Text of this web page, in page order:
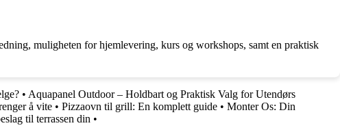
muligheten for hjemlevering, kurs og workshops, samt en praktisk
• Aquapanel Outdoor – Holdbart og Praktisk Valg for Utendørs
å vite • Pizzaovn til grill: En komplett guide • Monter Os: Din
til terrassen din •